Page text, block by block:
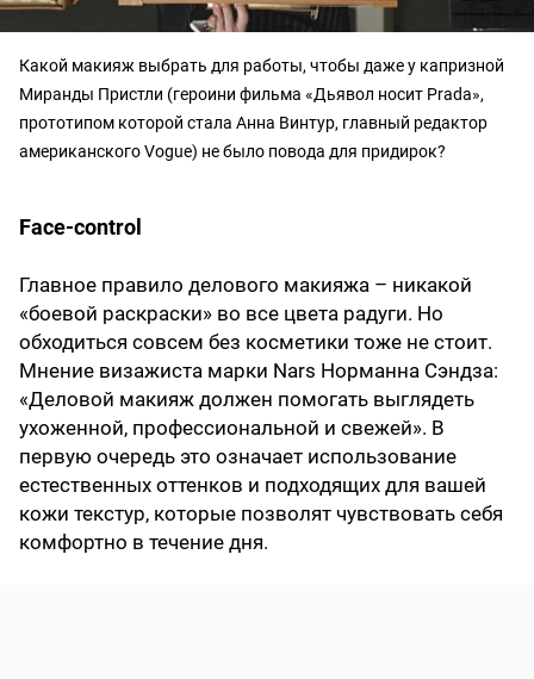
Какой макияж выбрать для работы, чтобы даже у капризной
Миранды Пристли (героини фильма «Дьявол носит Prada»,
прототипом которой стала Анна Винтур, главный редактор
американского Vogue) не было повода для придирок?
Face-control
Главное правило делового макияжа – никакой
«боевой раскраски» во все цвета радуги. Но
обходиться совсем без косметики тоже не стоит.
Мнение визажиста марки Nars Норманна Сэндза:
«Деловой макияж должен помогать выглядеть
ухоженной, профессиональной и свежей». В
первую очередь это означает использование
естественных оттенков и подходящих для вашей
кожи текстур, которые позволят чувствовать себя
комфортно в течение дня.